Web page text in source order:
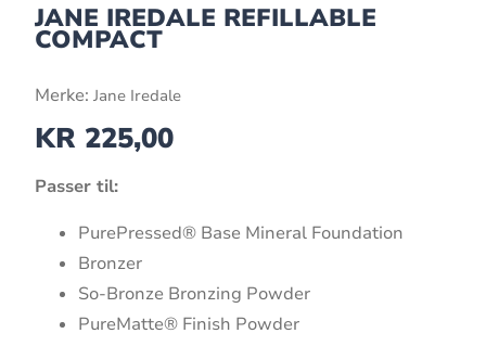
JANE IREDALE REFILLABLE
COMPACT
Merke:Jane Iredale
KR 225,00
Passer til:
PurePressed® Base Mineral Foundation
Bronzer
So-Bronze Bronzing Powder
PureMatte® Finish Powder